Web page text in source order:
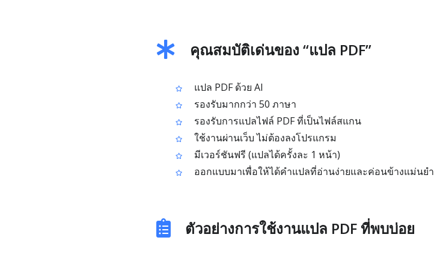
คุณสมบัติเด่นของ “แปล PDF”
แปล PDF ด้วย AI
รองรับมากกว่า 50 ภาษา
รองรับการแปลไฟล์ PDF ที่เป็นไฟล์สแกน
ใช้งานผ่านเว็บ ไม่ต้องลงโปรแกรม
มีเวอร์ชันฟรี (แปลได้ครั้งละ 1 หน้า)
ออกแบบมาเพื่อให้ได้คำแปลที่อ่านง่ายและค่อนข้างแม่นยำ
ตัวอย่างการใช้งานแปล PDF ที่พบบ่อย